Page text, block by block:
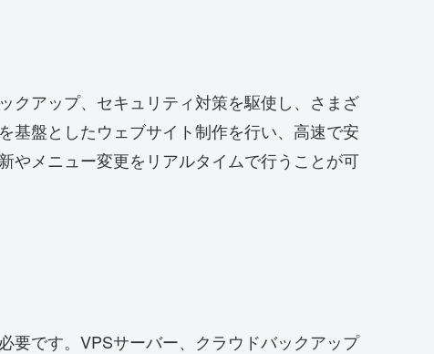
クアップ、セキュリティ対策を駆使し、さまざ
基盤としたウェブサイト制作を行い、高速で安
やメニュー変更をリアルタイムで行うことが可
要です。VPSサーバー、クラウドバックアップ